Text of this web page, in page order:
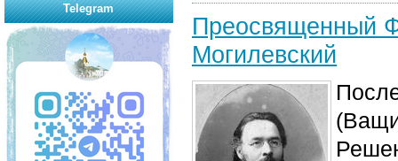
Преосвященный
Могилевский
Telegram